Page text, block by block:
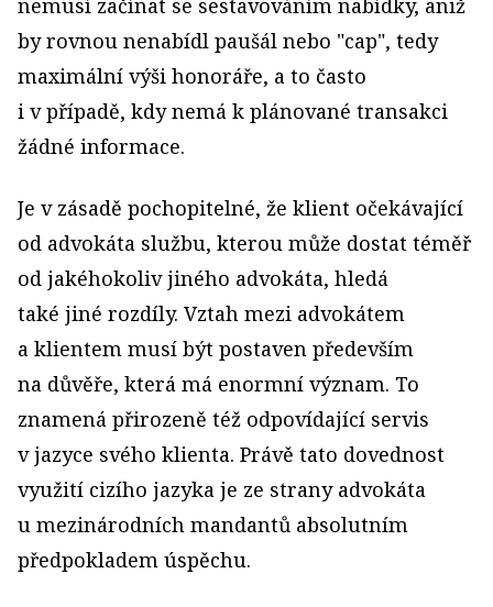
nemusí začínat se sestavováním nabídky, aniž
by rovnou nenabídl paušál nebo "cap", tedy
maximální výši honoráře, a to často
i v případě, kdy nemá k plánované transakci
žádné informace.
Je v zásadě pochopitelné, že klient očekávající
od advokáta službu, kterou může dostat téměř
od jakéhokoliv jiného advokáta, hledá
také jiné rozdíly. Vztah mezi advokátem
a klientem musí být postaven především
na důvěře, která má enormní význam. To
znamená přirozeně též odpovídající servis
v jazyce svého klienta. Právě tato dovednost
využití cizího jazyka je ze strany advokáta
u mezinárodních mandantů absolutním
předpokladem úspěchu.